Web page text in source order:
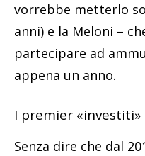
vorrebbe metterlo
anni) e la Meloni –
partecipare ad
appena un anno.
I premier «investiti»
Senza dire che dal